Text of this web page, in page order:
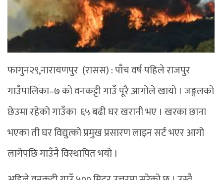
फागुन२९,नारायणपुर (रासस) : पाँच वर्ष पहिले राजपुर
गाउँपालिका–७ को वनकट्टी गाउँ पूरै आगोले खायो । जङ्गलको
छेउमा रहेको गाउँका ६५ बढी घर खरानी भए । खरका छाना
भएका ती घर विद्युत्को प्रमुख प्रसारण लाइन सर्ट भएर आगो
लागेपछि गाउँनै विस्थापित भयो ।